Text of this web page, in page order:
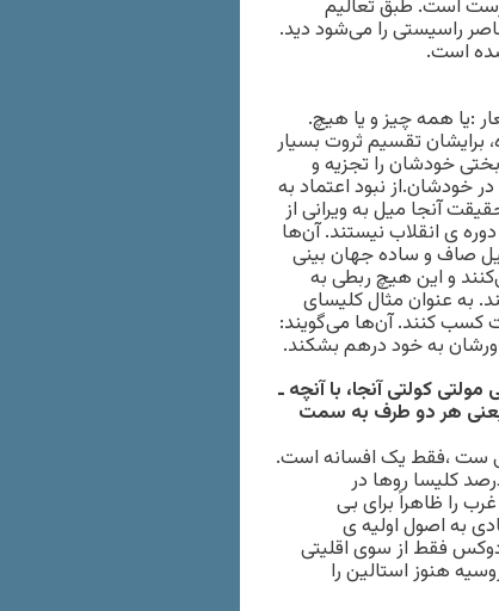
است. طبق تعالیم
راسیستی را می‌شود دید.
است.
:یا همه چیز و یا هیچ.
تقسیم ثروت بسیار
خودشان را تجزیه و
خودشان.از نبود اعتماد به
سود بسیار بردند. در حقیقت آنجا میل به ویرانی از
ی انقلاب نیستند. آن‌ها
صاف و ساده جهان بینی
و این هیچ ربطی به
به عنوان مثال کلیسای
کسب کنند. آن‌ها می‌گویند:
به خود درهم بشکند.
کولتی آنجا، با آنچه ـ
یعنی هر دو طرف به سمت
ست ،فقط یک افسانه است.
کلیسا روها در
را ظاهراً برای بی
به اصول اولیه ی
فقط از سوی اقلیتی
هنوز استالین را